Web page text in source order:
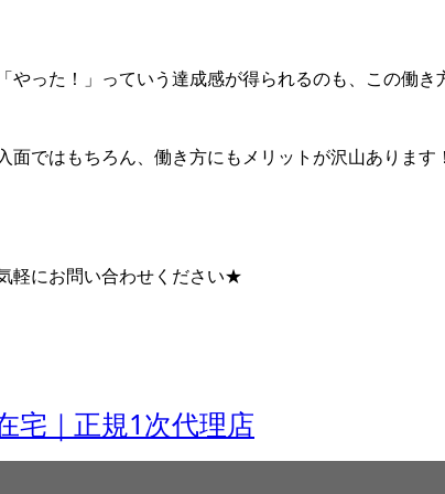
った！」っていう達成感が得られるのも、この働き
ではもちろん、働き方にもメリットが沢山あります！
軽にお問い合わせください★